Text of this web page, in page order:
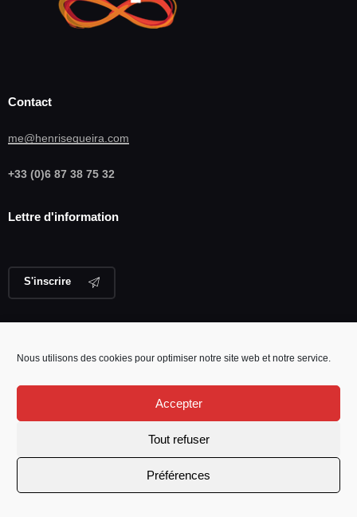
Nous utilisons des cookies pour optimiser notre site web et notre service.
Accepter
Tout refuser
Préférences
Contact
me@henrisequeira.com
+33 (0)6 87 38 75 32
Lettre d'information
S'inscrire
Mentions légales
Politique de confidentialité
© Henri Séqueira 2026. Tous droits
réservés